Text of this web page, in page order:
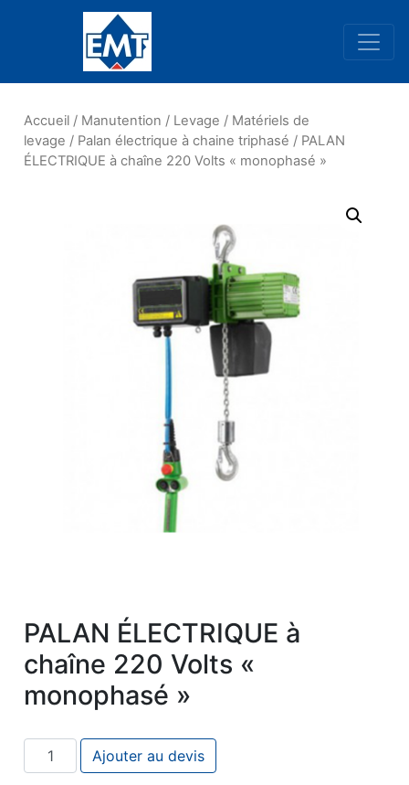
Navigation principale
Accueil / Manutention / Levage / Matériels de
levage / Palan électrique à chaine triphasé / PALAN
ÉLECTRIQUE à chaîne 220 Volts « monophasé »
PALAN ÉLECTRIQUE à
chaîne 220 Volts «
monophasé »
quantité de PALAN ÉLECTRIQUE à chaîne 220 Volts «
Ajouter au devis